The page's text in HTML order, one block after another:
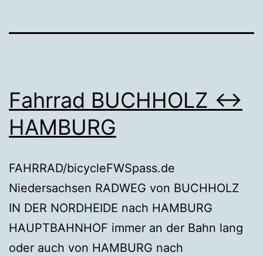
Fahrrad BUCHHOLZ ↔
HAMBURG
FAHRRAD/bicycleFWSpass.de
Niedersachsen RADWEG von BUCHHOLZ
IN DER NORDHEIDE nach HAMBURG
HAUPTBAHNHOF immer an der Bahn lang
oder auch von HAMBURG nach